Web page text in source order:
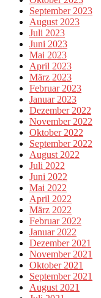
September 2023
August 2023
Juli 2023
Juni 2023
Mai 2023
April 2023
März 2023
Februar 2023
Januar 2023
Dezember 2022
November 2022
Oktober 2022
September 2022
August 2022
Juli 2022
Juni 2022
Mai 2022
April 2022
März 2022
Februar 2022
Januar 2022
Dezember 2021
November 2021
Oktober 2021
September 2021
August 2021